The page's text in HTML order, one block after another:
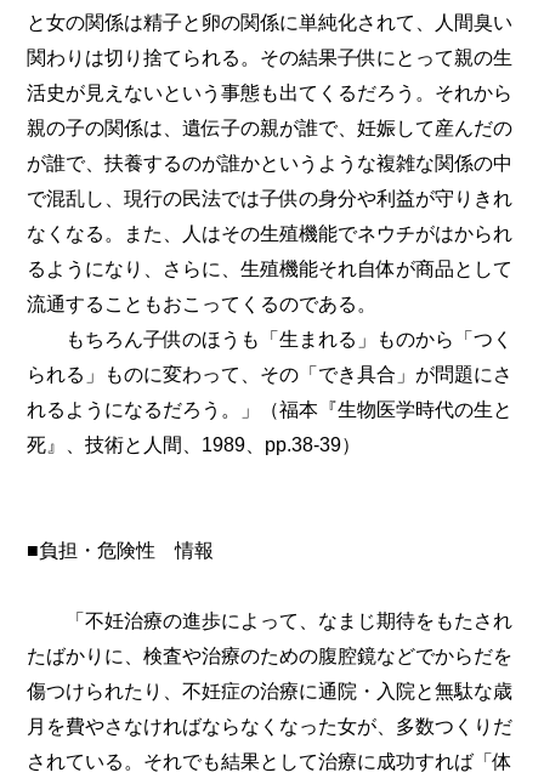
と女の関係は精子と卵の関係に単純化されて、人間臭い
関わりは切り捨てられる。その結果子供にとって親の生
活史が見えないという事態も出てくるだろう。それから
親の子の関係は、遺伝子の親が誰で、妊娠して産んだの
が誰で、扶養するのが誰かというような複雑な関係の中
で混乱し、現行の民法では子供の身分や利益が守りきれ
なくなる。また、人はその生殖機能でネウチがはかられ
るようになり、さらに、生殖機能それ自体が商品として
流通することもおこってくるのである。
もちろん子供のほうも「生まれる」ものから「つく
られる」ものに変わって、その「でき具合」が問題にさ
れるようになるだろう。」（福本『生物医学時代の生と
死』、技術と人間、1989、pp.38-39）
■負担・危険性 情報
「不妊治療の進歩によって、なまじ期待をもたされ
たばかりに、検査や治療のための腹腔鏡などでからだを
傷つけられたり、不妊症の治療に通院・入院と無駄な歳
月を費やさなければならなくなった女が、多数つくりだ
されている。それでも結果として治療に成功すれば「体